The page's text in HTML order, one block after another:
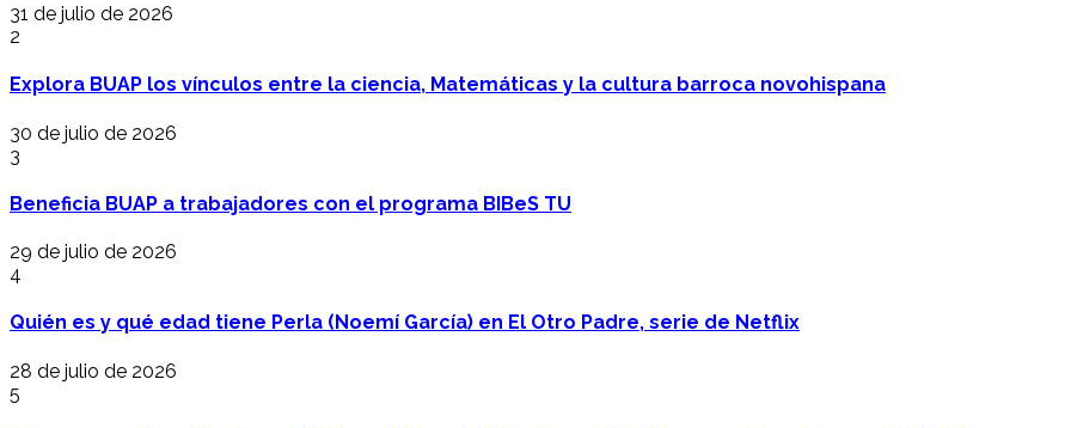
31 de julio de 2026
2
Explora BUAP los vínculos entre la ciencia, Matemáticas y la cultura barroca novohispana
30 de julio de 2026
3
Beneficia BUAP a trabajadores con el programa BIBeS TU
29 de julio de 2026
4
Quién es y qué edad tiene Perla (Noemí García) en El Otro Padre, serie de Netflix
28 de julio de 2026
5